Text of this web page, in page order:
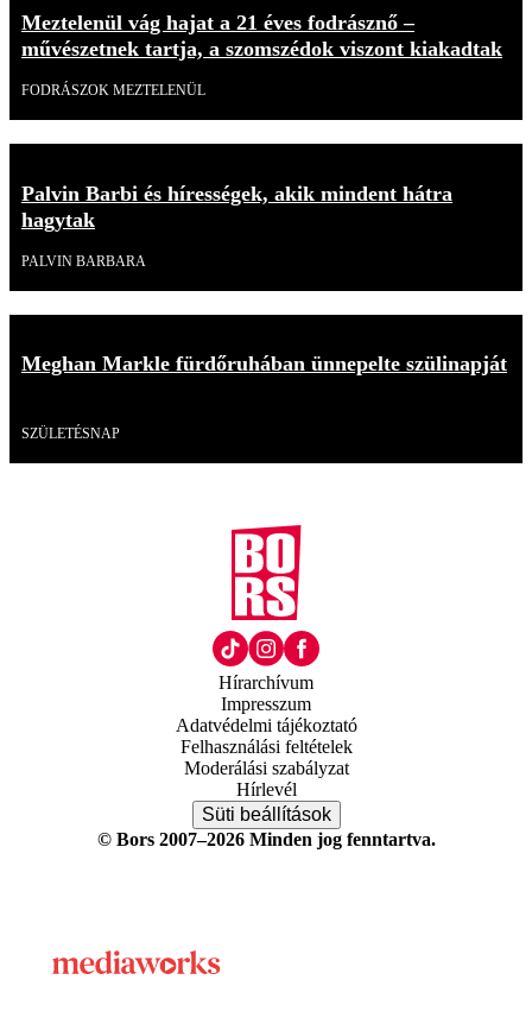
Meztelenül vág hajat a 21 éves fodrásznő –
művészetnek tartja, a szomszédok viszont kiakadtak
FODRÁSZOK MEZTELENÜL
Palvin Barbi és hírességek, akik mindent hátra
hagytak
PALVIN BARBARA
Meghan Markle fürdőruhában ünnepelte szülinapját
SZÜLETÉSNAP
Hírarchívum
Impresszum
Adatvédelmi tájékoztató
Felhasználási feltételek
Moderálási szabályzat
Hírlevél
Süti beállítások
© Bors 2007–2026 Minden jog fenntartva.